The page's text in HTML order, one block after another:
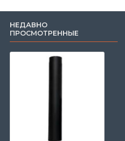
НЕДАВНО
ПРОСМОТРЕННЫЕ